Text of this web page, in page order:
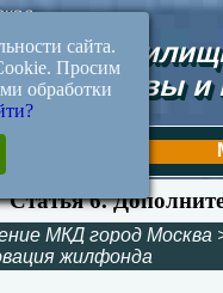
Москвы и
Статья 6.
МКД город Москва
жилфонда
сайта.
Просим
обработки